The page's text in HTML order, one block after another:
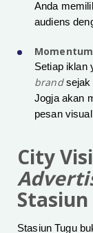
Anda
audiens
Setiap iklan
brandsejak
Jogja akan
pesan
City
Stasiun Tugu